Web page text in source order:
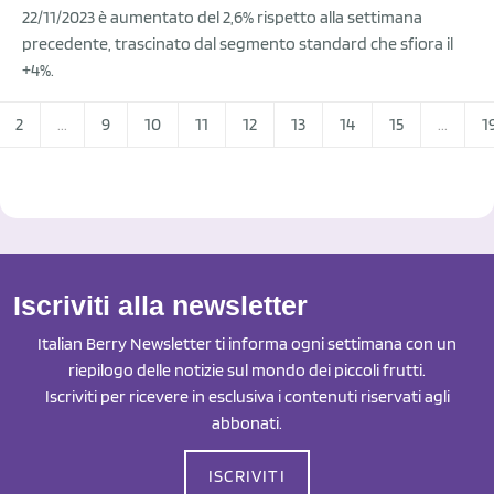
22/11/2023 è aumentato del 2,6% rispetto alla settimana
precedente, trascinato dal segmento standard che sfiora il
+4%.
2 ... 9 10 11 12 13 14 15 ...
Iscriviti alla newsletter
Italian Berry Newsletter ti informa ogni settimana con un
riepilogo delle notizie sul mondo dei piccoli frutti.
Iscriviti per ricevere in esclusiva i contenuti riservati agli
abbonati.
ISCRIVITI